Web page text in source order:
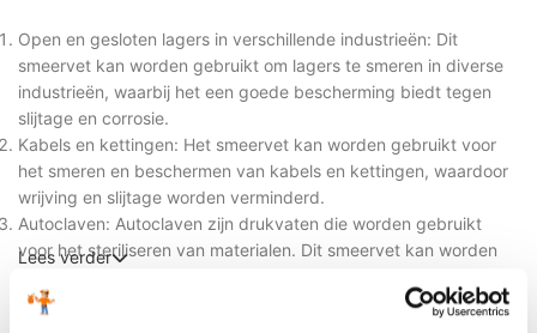
Open en gesloten lagers in verschillende industrieën: Dit
smeervet kan worden gebruikt om lagers te smeren in diverse
industrieën, waarbij het een goede bescherming biedt tegen
slijtage en corrosie.
Kabels en kettingen: Het smeervet kan worden gebruikt voor
het smeren en beschermen van kabels en kettingen, waardoor
wrijving en slijtage worden verminderd.
Autoclaven: Autoclaven zijn drukvaten die worden gebruikt
voor het steriliseren van materialen. Dit smeervet kan worden
beschermen.
Lees verder
Extra productinformatie